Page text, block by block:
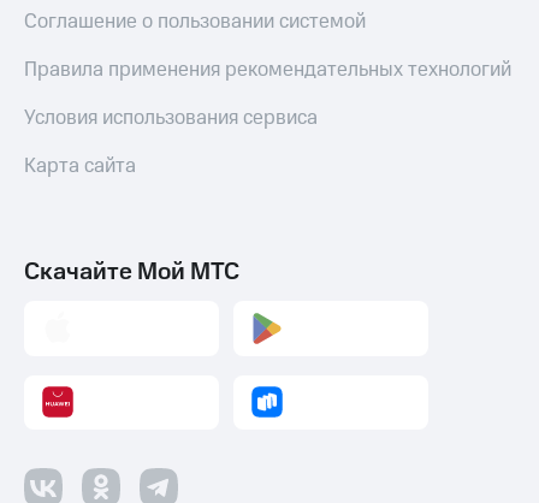
Соглашение о пользовании системой
Правила применения рекомендательных технологий
Условия использования сервиса
Карта сайта
Скачайте Мой МТС